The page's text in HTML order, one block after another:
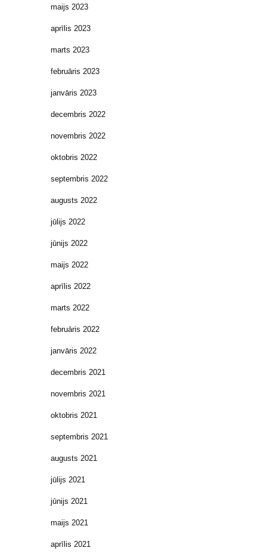
maijs 2023
aprīlis 2023
marts 2023
februāris 2023
janvāris 2023
decembris 2022
novembris 2022
oktobris 2022
septembris 2022
augusts 2022
jūlijs 2022
jūnijs 2022
maijs 2022
aprīlis 2022
marts 2022
februāris 2022
janvāris 2022
decembris 2021
novembris 2021
oktobris 2021
septembris 2021
augusts 2021
jūlijs 2021
jūnijs 2021
maijs 2021
aprīlis 2021